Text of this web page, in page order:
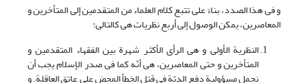
و فی هذا الصدد، بناءً على تتبع کلام العلماء من المتقدمین إلى المتأخرین و
المعاصرین، یمکن الوصول إلى أربع نظریات هی کالتالی:
النظریة الأولى و هی الرأی الأکثر شهرة بین الفقهاء المتقدمین و
المتأخرین و حتى المعاصرین، هی أنّه کما فی صدر الإسلام یجب أن
نحمل مسؤولیة دفع الدیّة فی قتل الخطأ المحض علی عاتق العاقلة. و